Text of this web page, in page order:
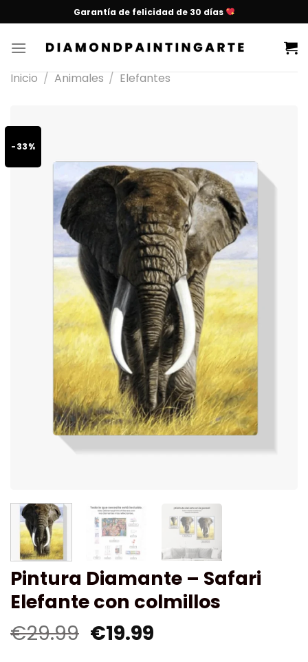
Garantía de felicidad de 30 días
Inicio / Animales / Elefantes
-33%
Pintura Diamante – Safari
Elefante con colmillos
€29.99 €19.99